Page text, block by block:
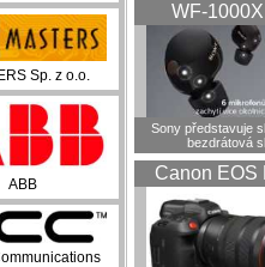
Sp. z o.o.
ABB
WF-
Sony představuje
bezdrátová
Canon EOS